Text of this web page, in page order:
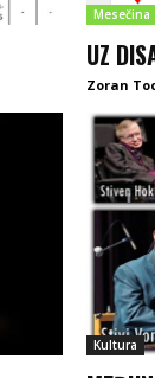
Mesečina
UZ
Zoran
Kultura